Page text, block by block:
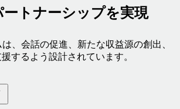
トナーシップを実現
、会話の促進、新たな収益源の創出、
するよう設計されています。